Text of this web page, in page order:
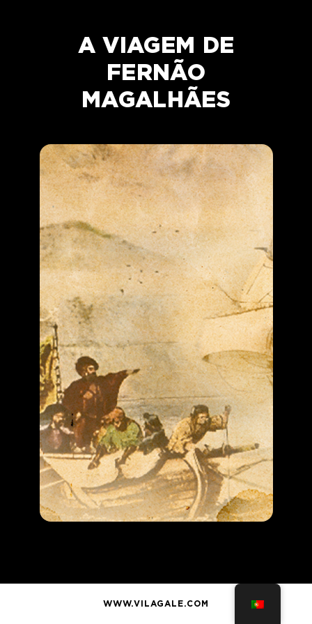
A VIAGEM DE
FERNÃO
MAGALHÃES
WWW.VILAGALE.COM